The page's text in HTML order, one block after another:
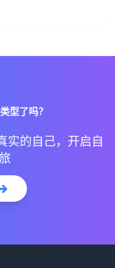
型了吗？
实的自己，开启自